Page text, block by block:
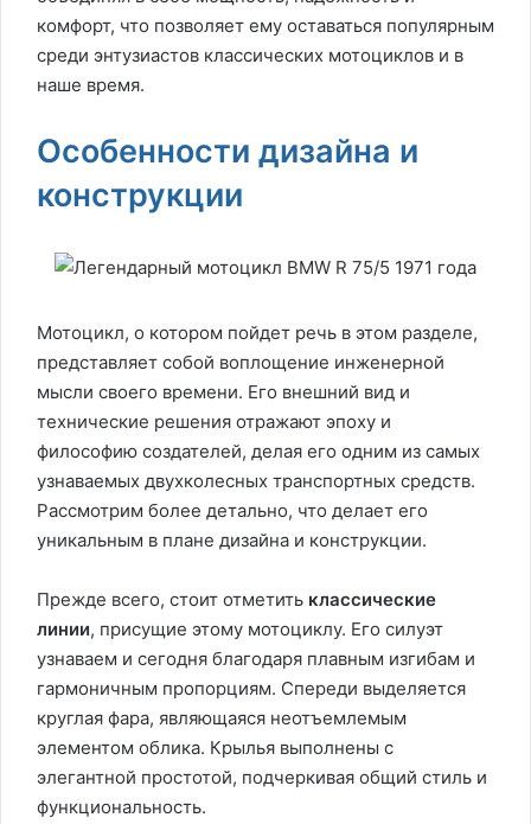
комфорт, что позволяет ему оставаться популярным
среди энтузиастов классических мотоциклов и в
наше время.
Особенности дизайна и
конструкции
Мотоцикл, о котором пойдет речь в этом разделе,
представляет собой воплощение инженерной
мысли своего времени. Его внешний вид и
технические решения отражают эпоху и
философию создателей, делая его одним из самых
узнаваемых двухколесных транспортных средств.
Рассмотрим более детально, что делает его
уникальным в плане дизайна и конструкции.
Прежде всего, стоит отметить классические
линии, присущие этому мотоциклу. Его силуэт
узнаваем и сегодня благодаря плавным изгибам и
гармоничным пропорциям. Спереди выделяется
круглая фара, являющаяся неотъемлемым
элементом облика. Крылья выполнены с
элегантной простотой, подчеркивая общий стиль и
функциональность.